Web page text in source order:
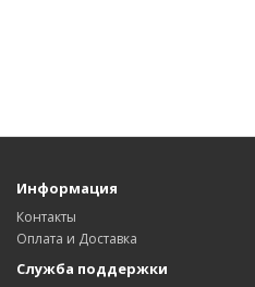
Информация
Контакты
Оплата и Доставка
Служба поддержки